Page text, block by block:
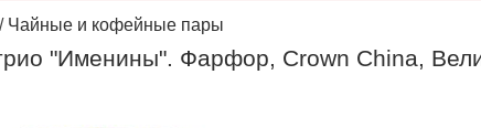
/ Чайные и кофейные пары
"Именины". Фарфор, Crown China,